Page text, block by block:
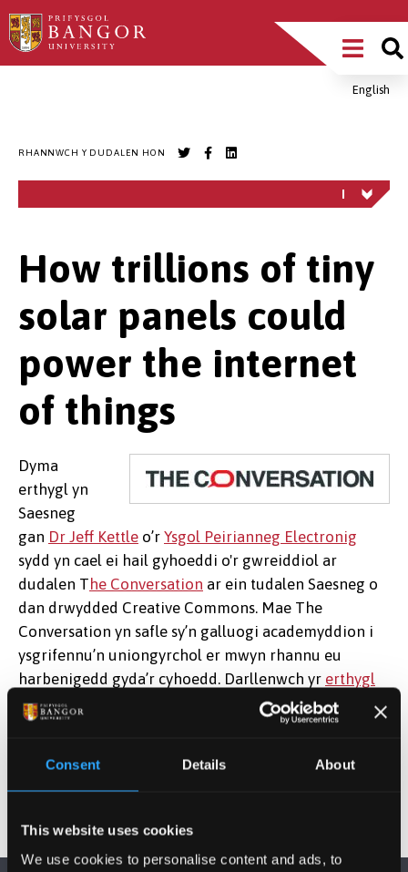
Consent Details About
This website uses cookies
We use cookies to personalise content and ads, to
Sgipiwch
i’r
Main
MenuEnglish
RHANNWCH Y DUDALEN HON
How trillions of tiny
solar panels could
power the internet
of things
Dyma
erthygl yn
Saesneg
gan Dr Jeff Kettle o’r Ysgol Peirianneg Electronig
sydd yn cael ei hail gyhoeddi o'r gwreiddiol ar
dudalen T he Conversation ar ein tudalen Saesneg o
dan drwydded Creative Commons. Mae The
Conversation yn safle sy’n galluogi academyddion i
ysgrifennu’n uniongyrchol er mwyn rhannu eu
harbenigedd gyda’r cyhoedd. Darllenwch yr erthygl
wreiddiol